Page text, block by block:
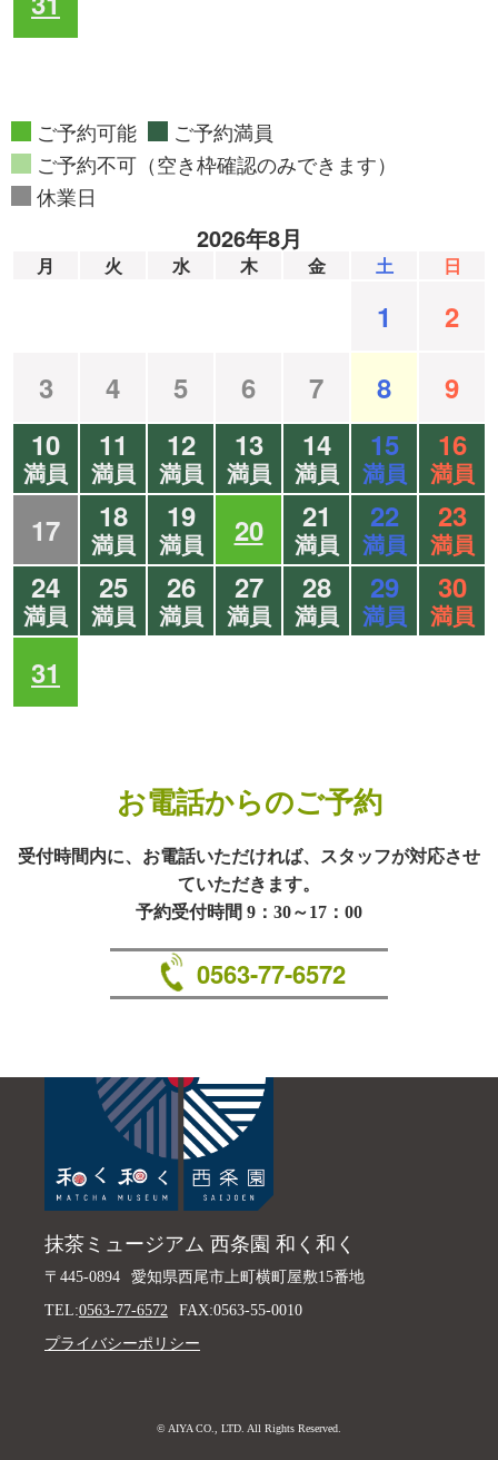
ご予約可能
ご予約満員
ご予約不可（空き枠確認のみできます）
休業日
2026年8月
月 火 水 木 金 土 日
1
2
3
4 5 6 7 8
9
10
満員
11
満員
12
満員
13
満員
14
満員
15
満員
16
満員
17 18
満員
19
満員 20 21
満員
22
満員
23
満員
24
満員
25
満員
26
満員
27
満員
28
満員
29
満員
30
満員
31
お電話からのご予約
受付時間内に、お電話いただければ、スタッフが対応させ
ていただきます。
予約受付時間 9：30～17：00
0563-77-6572
抹茶ミュージアム 西条園 和く和く
〒445-0894
愛知県西尾市上町横町屋敷15番地
TEL:0563-77-6572
FAX:0563-55-0010
プライバシーポリシー
© AIYA CO., LTD. All Rights Reserved.